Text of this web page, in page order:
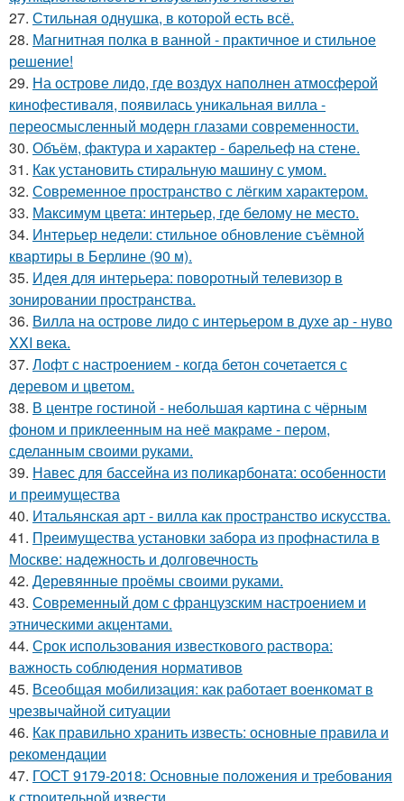
27. Стильная однушка, в которой есть всё.
28. Магнитная полка в ванной - практичное и стильное
решение!
29. На острове лидо, где воздух наполнен атмосферой
кинофестиваля, появилась уникальная вилла -
переосмысленный модерн глазами современности.
30. Объём, фактура и характер - барельеф на стене.
31. Как установить стиральную машину с умом.
32. Современное пространство с лёгким характером.
33. Максимум цвета: интерьер, где белому не место.
34. Интерьер недели: стильное обновление съёмной
квартиры в Берлине (90 м).
35. Идея для интерьера: поворотный телевизор в
зонировании пространства.
36. Вилла на острове лидо с интерьером в духе ар - нуво
XXI века.
37. Лофт с настроением - когда бетон сочетается с
деревом и цветом.
38. В центре гостиной - небольшая картина с чёрным
фоном и приклеенным на неё макраме - пером,
сделанным своими руками.
39. Навес для бассейна из поликарбоната: особенности
и преимущества
40. Итальянская арт - вилла как пространство искусства.
41. Преимущества установки забора из профнастила в
Москве: надежность и долговечность
42. Деревянные проёмы своими руками.
43. Современный дом с французским настроением и
этническими акцентами.
44. Срок использования известкового раствора:
важность соблюдения нормативов
45. Всеобщая мобилизация: как работает военкомат в
чрезвычайной ситуации
46. Как правильно хранить известь: основные правила и
рекомендации
47. ГОСТ 9179-2018: Основные положения и требования